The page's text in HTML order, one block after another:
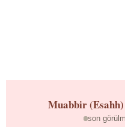
Muabbir (Esahh)
son